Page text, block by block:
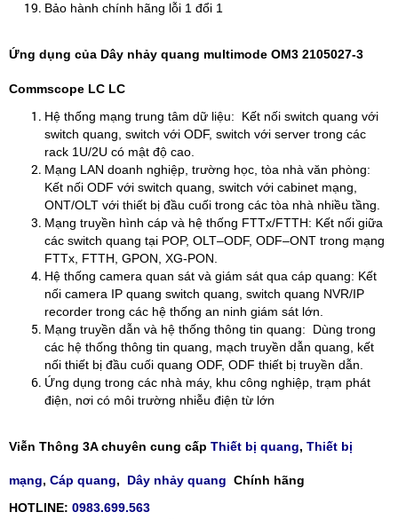
Bảo hành chính hãng lỗi 1 đổi 1
Ứng dụng của Dây nhảy quang multimode OM3 2105027‑3
Commscope LC LC
Hệ thống mạng trung tâm dữ liệu: Kết nối switch quang với
switch quang, switch với ODF, switch với server trong các
rack 1U/2U có mật độ cao.
Mạng LAN doanh nghiệp, trường học, tòa nhà văn phòng:
Kết nối ODF với switch quang, switch với cabinet mạng,
ONT/OLT với thiết bị đầu cuối trong các tòa nhà nhiều tầng.
Mạng truyền hình cáp và hệ thống FTTx/FTTH: Kết nối giữa
các switch quang tại POP, OLT–ODF, ODF–ONT trong mạng
FTTx, FTTH, GPON, XG‑PON.
Hệ thống camera quan sát và giám sát qua cáp quang: Kết
nối camera IP quang switch quang, switch quang NVR/IP
recorder trong các hệ thống an ninh giám sát lớn.
Mạng truyền dẫn và hệ thống thông tin quang: Dùng trong
các hệ thống thông tin quang, mạch truyền dẫn quang, kết
nối thiết bị đầu cuối quang ODF, ODF thiết bị truyền dẫn.
Ứng dụng trong các nhà máy, khu công nghiệp, trạm phát
điện, nơi có môi trường nhiễu điện từ lớn
Viễn Thông 3A chuyên cung cấp Thiết bị quang, Thiết bị
mạng, Cáp quang, Dây nhảy quang Chính hãng
HOTLINE: 0983.699.563